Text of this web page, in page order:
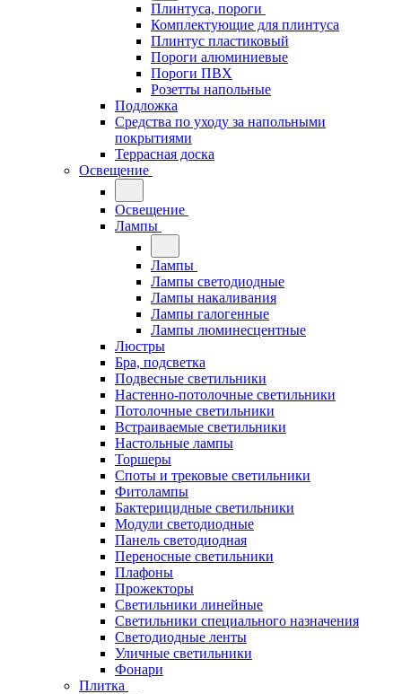
Плинтуса, пороги
Комплектующие для плинтуса
Плинтус пластиковый
Пороги алюминиевые
Пороги ПВХ
Розетты напольные
Подложка
Средства по уходу за напольными
покрытиями
Террасная доска
Освещение
Освещение
Лампы
Лампы
Лампы светодиодные
Лампы накаливания
Лампы галогенные
Лампы люминесцентные
Люстры
Бра, подсветка
Подвесные светильники
Настенно-потолочные светильники
Потолочные светильники
Встраиваемые светильники
Настольные лампы
Торшеры
Споты и трековые светильники
Фитолампы
Бактерицидные светильники
Модули светодиодные
Панель светодиодная
Переносные светильники
Плафоны
Прожекторы
Светильники линейные
Светильники специального назначения
Светодиодные ленты
Уличные светильники
Фонари
Плитка